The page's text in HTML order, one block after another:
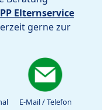
Elternservice
gerne zur
E-Mail / Telefon